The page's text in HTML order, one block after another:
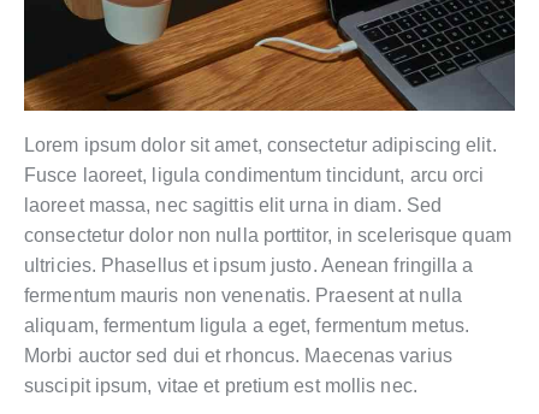
Lorem ipsum dolor sit amet, consectetur adipiscing elit.
Fusce laoreet, ligula condimentum tincidunt, arcu orci
laoreet massa, nec sagittis elit urna in diam. Sed
consectetur dolor non nulla porttitor, in scelerisque quam
ultricies. Phasellus et ipsum justo. Aenean fringilla a
fermentum mauris non venenatis. Praesent at nulla
aliquam, fermentum ligula a eget, fermentum metus.
Morbi auctor sed dui et rhoncus. Maecenas varius
suscipit ipsum, vitae et pretium est mollis nec.